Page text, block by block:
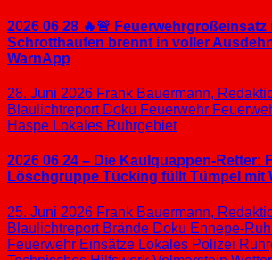
2026 06 28 🔥🚨
Schrotthaufen brennt in voller
WarnApp
28. Juni 2026 Frank Bauermann,
Blaulichtreport Doku Feuerwehr
Haspe Lokales Ruhrgebiet
2026 06 24 – Die Kaulquappen-Retter:
Löschgruppe Tücking füllt Tümpel mit
25. Juni 2026 Frank Bauermann,
Blaulichtreport Brände Doku Ennepe-
Feuerwehr Einsätze Lokales Polizei